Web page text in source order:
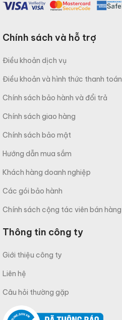
Chính sách và hỗ trợ
Điều khoản dịch vụ
Điều khoản và hình thức thanh toán
Chính sách bảo hành và đổi trả
Chính sách giao hàng
Chính sách bảo mật
Hướng dẫn mua sắm
Khách hàng doanh nghiệp
Các gói bảo hành
Chính sách cộng tác viên bán hàng
Thông tin công ty
Giới thiệu công ty
Liên hệ
Câu hỏi thường gặp